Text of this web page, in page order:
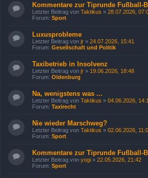
Kommentare zur Tiprunde Fußball-
Letzter Beitrag von Taktikus » 28.07.2026,
Forum: Sport
Luxusprobleme
Letzter Beitrag von jr » 24.07.2026, 15:41
Forum: Gesellschaft und Politik
Taxibetrieb in Insolvenz
Letzter Beitrag von jr » 19.06.2026, 18:48
Forum: Oldenburg
Na, wenigstens was ...
Letzter Beitrag von Taktikus » 04.06.2026,
Forum: Taxirecht
Nie wieder Marschweg?
Letzter Beitrag von Taktikus » 02.06.2026,
Forum: Sport
Kommentare zur Tiprunde Fußball-
Letzter Beitrag von yogi » 22.05.2026, 21:42
Forum: Sport